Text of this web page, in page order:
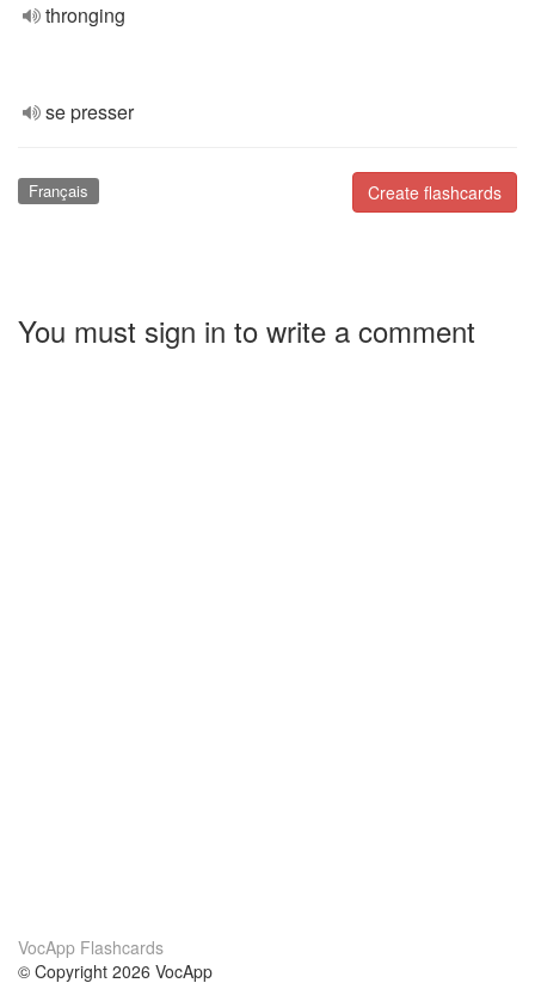
thronging
se presser
Create flashcards
Français
You must sign in to write a comment
VocApp Flashcards
© Copyright 2026 VocApp